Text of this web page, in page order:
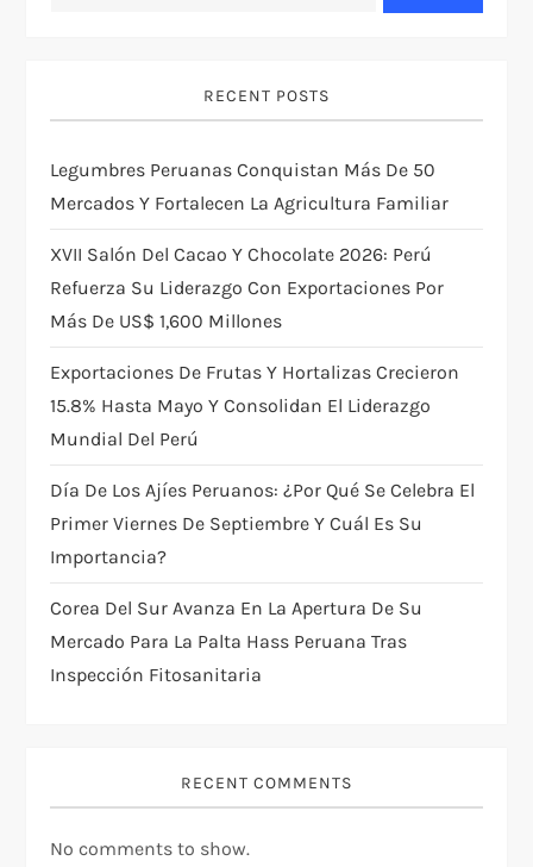
a
t
i
o
n
RECENT POSTS
Legumbres Peruanas Conquistan Más De 50
Mercados Y Fortalecen La Agricultura Familiar
XVII Salón Del Cacao Y Chocolate 2026: Perú
Refuerza Su Liderazgo Con Exportaciones Por
Más De US$ 1,600 Millones
Exportaciones De Frutas Y Hortalizas Crecieron
15.8% Hasta Mayo Y Consolidan El Liderazgo
Mundial Del Perú
Día De Los Ajíes Peruanos: ¿por Qué Se Celebra El
Primer Viernes De Septiembre Y Cuál Es Su
Importancia?
Corea Del Sur Avanza En La Apertura De Su
Mercado Para La Palta Hass Peruana Tras
Inspección Fitosanitaria
RECENT COMMENTS
No comments to show.